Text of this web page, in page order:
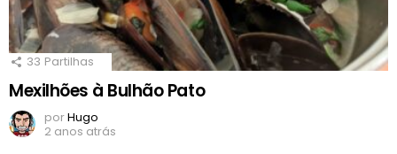
33 Partilhas
Mexilhões à Bulhão Pato
porHugo
2 anos atrás